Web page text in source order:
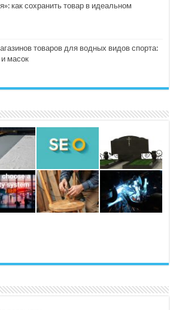
как сохранить товар в идеальном
товаров для водных видов спорта:
масок